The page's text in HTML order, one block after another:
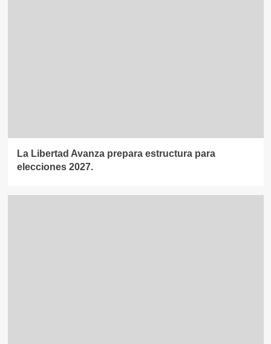
La Libertad Avanza prepara estructura para
elecciones 2027.